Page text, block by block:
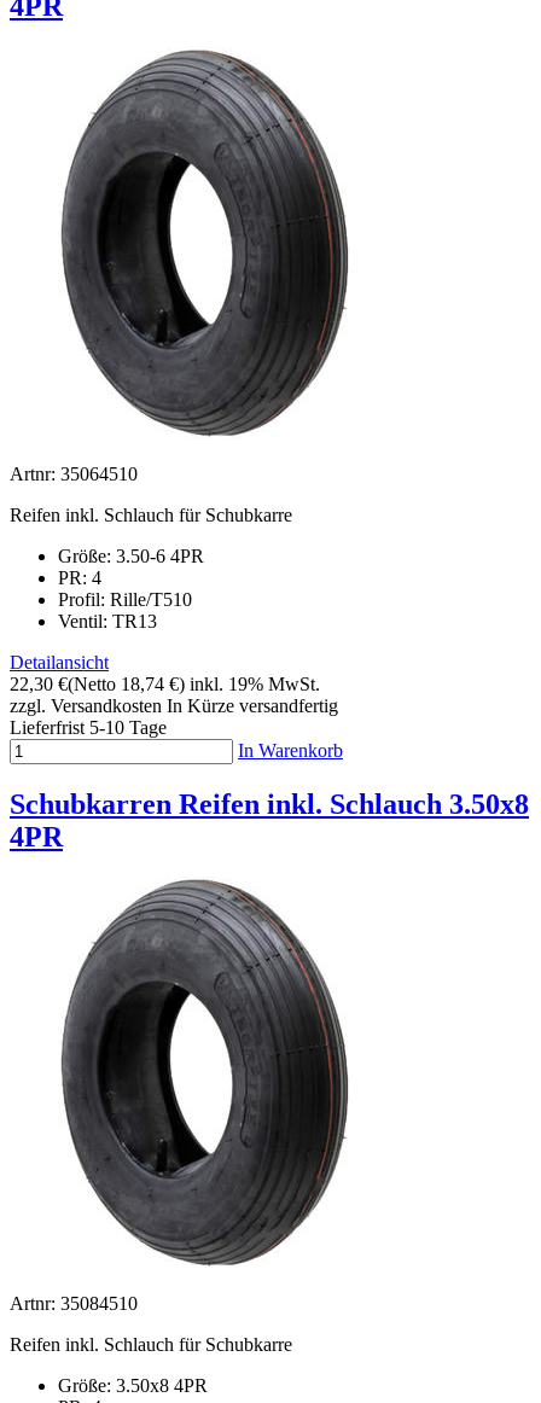
Artnr: 35064510
Reifen inkl. Schlauch für Schubkarre
Größe: 3.50-6 4PR
PR: 4
Profil: Rille/T510
Ventil: TR13
Detailansicht
22,30 €(Netto 18,74 €) inkl. 19% MwSt.
zzgl. Versandkosten In Kürze versandfertig
Lieferfrist 5-10 Tage
In Warenkorb
Schubkarren Reifen inkl. Schlauch 3.50x8
4PR
Artnr: 35084510
Reifen inkl. Schlauch für Schubkarre
Größe: 3.50x8 4PR